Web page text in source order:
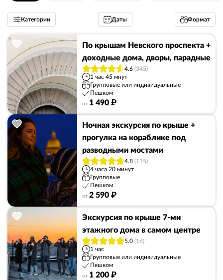
Категории Даты Формат
По крышам Невского проспекта +
доходные дома, дворы, парадные
4.6 (345)
1 час 45 мнут
Групповые или индивидуальные
Пешком
от 1 490 ₽
Ночная экскурсия по крыше +
прогулка на кораблике под
разводными мостами
4.8 (115)
4 часа 20 минут
Групповые
Пешком
от 2 590 ₽
Экскурсия по крыше 7-ми
этажного дома в самом центре
5.0 (16)
1 час
Групповые или индивидуальные
Пешком
от 1 200 ₽